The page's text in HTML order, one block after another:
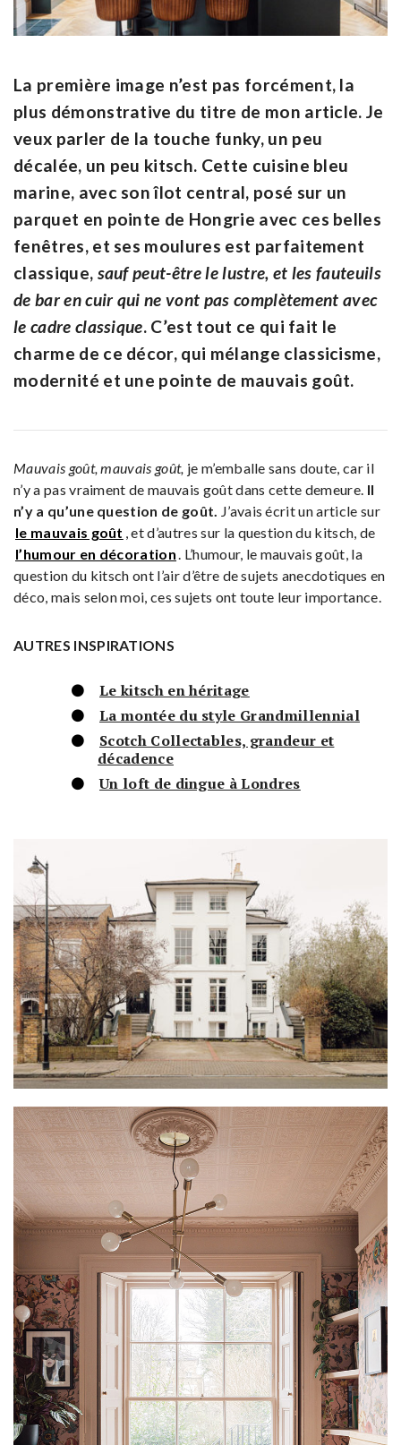
La première image n’est pas forcément, la
plus démonstrative du titre de mon article. Je
veux parler de la touche funky, un peu
décalée, un peu kitsch. Cette cuisine bleu
marine, avec son îlot central, posé sur un
parquet en pointe de Hongrie avec ces belles
fenêtres, et ses moulures est parfaitement
classique, sauf peut-être le lustre, et les fauteuils
de bar en cuir qui ne vont pas complètement avec
le cadre classique. C’est tout ce qui fait le
charme de ce décor, qui mélange classicisme,
modernité et une pointe de mauvais goût.
Mauvais goût, mauvais goût, je m’emballe sans doute, car il
n’y a pas vraiment de mauvais goût dans cette demeure. Il
n’y a qu’une question de goût.
J’avais écrit un article sur
le mauvais goût , et d’autres sur la question du kitsch, de
l’humour en décoration . L’humour, le mauvais goût, la
question du kitsch ont l’air d’être de sujets anecdotiques en
déco, mais selon moi, ces sujets ont toute leur importance.
AUTRES INSPIRATIONS
Le kitsch en héritage
La montée du style Grandmillennial
Scotch Collectables, grandeur et
décadence
Un loft de dingue à Londres